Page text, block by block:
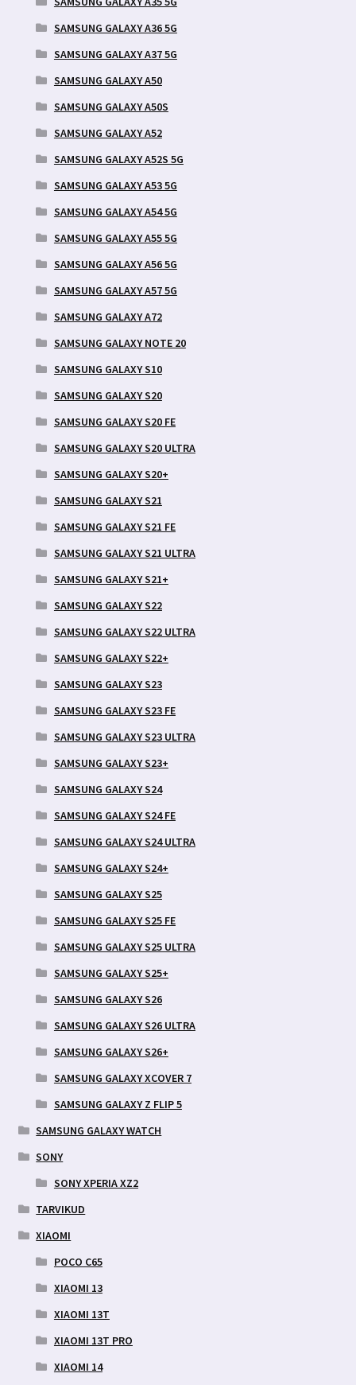
SAMSUNG GALAXY A36 5G
SAMSUNG GALAXY A37 5G
SAMSUNG GALAXY A50
SAMSUNG GALAXY A50S
SAMSUNG GALAXY A52
SAMSUNG GALAXY A52S 5G
SAMSUNG GALAXY A53 5G
SAMSUNG GALAXY A54 5G
SAMSUNG GALAXY A55 5G
SAMSUNG GALAXY A56 5G
SAMSUNG GALAXY A57 5G
SAMSUNG GALAXY A72
SAMSUNG GALAXY NOTE 20
SAMSUNG GALAXY S10
SAMSUNG GALAXY S20
SAMSUNG GALAXY S20 FE
SAMSUNG GALAXY S20 ULTRA
SAMSUNG GALAXY S20+
SAMSUNG GALAXY S21
SAMSUNG GALAXY S21 FE
SAMSUNG GALAXY S21 ULTRA
SAMSUNG GALAXY S21+
SAMSUNG GALAXY S22
SAMSUNG GALAXY S22 ULTRA
SAMSUNG GALAXY S22+
SAMSUNG GALAXY S23
SAMSUNG GALAXY S23 FE
SAMSUNG GALAXY S23 ULTRA
SAMSUNG GALAXY S23+
SAMSUNG GALAXY S24
SAMSUNG GALAXY S24 FE
SAMSUNG GALAXY S24 ULTRA
SAMSUNG GALAXY S24+
SAMSUNG GALAXY S25
SAMSUNG GALAXY S25 FE
SAMSUNG GALAXY S25 ULTRA
SAMSUNG GALAXY S25+
SAMSUNG GALAXY S26
SAMSUNG GALAXY S26 ULTRA
SAMSUNG GALAXY S26+
SAMSUNG GALAXY XCOVER 7
SAMSUNG GALAXY Z FLIP 5
SAMSUNG GALAXY WATCH
SONY
SONY XPERIA XZ2
TARVIKUD
XIAOMI
POCO C65
XIAOMI 13
XIAOMI 13T
XIAOMI 13T PRO
XIAOMI 14